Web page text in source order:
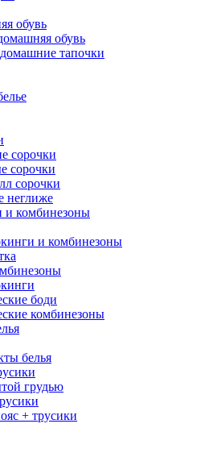
обувь
обувь
тапочки
сорочки
сорочки
сорочки
неглиже
и комбинезоны
и комбинезоны
боди
комбинезоны
белья
грудью
+ трусики